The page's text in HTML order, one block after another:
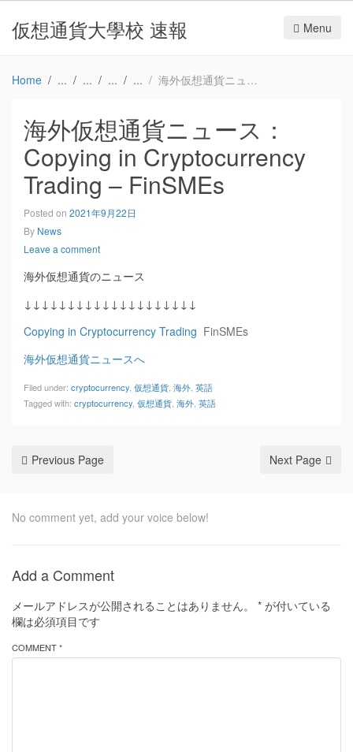
仮想通貨大學校 速報 Menu
Home 海外仮想通貨ニュース：Copying in Cryptocurrency Trading – FinSMEs
海外仮想通貨ニュース：
Copying in Cryptocurrency
Trading – FinSMEs
Posted on 2021年9月22日
By News
Leave a comment
海外仮想通貨のニュース
↓↓↓↓↓↓↓↓↓↓↓↓↓↓↓↓↓↓↓↓
Copying in Cryptocurrency Trading FinSMEs
海外仮想通貨ニュースへ
Filed under: cryptocurrency 仮想通貨 海外 英語
Tagged with: cryptocurrency 仮想通貨 海外 英語
Previous Page Next Page
No comment yet, add your voice below!
Add a Comment
メールアドレスが公開されることはありません。 * が付いている
欄は必須項目です
COMMENT *